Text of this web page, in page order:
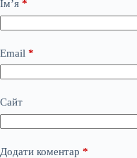
Ім’я *
Email *
Сайт
Додати коментар *